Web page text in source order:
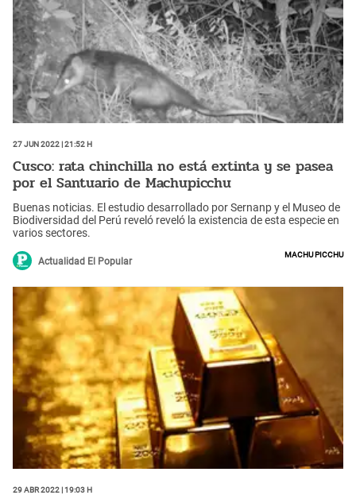
27 Jun 2022 | 21:52 h
Cusco: rata chinchilla no está extinta y se pasea
por el Santuario de Machupicchu
Buenas noticias. El estudio desarrollado por Sernanp y el Museo de
Biodiversidad del Perú reveló reveló la existencia de esta especie en
varios sectores.
Actualidad El Popular
Machu Picchu
29 Abr 2022 | 19:03 h